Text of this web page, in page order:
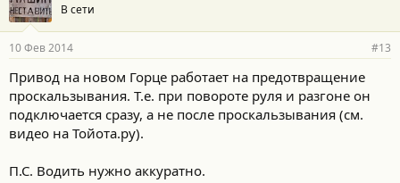
В сети
10 Фев 2014 #13
Привод на новом Горце работает на предотвращение
проскальзывания. Т.е. при повороте руля и разгоне он
подключается сразу, а не после проскальзывания (см.
видео на Тойота.ру).
П.С. Водить нужно аккуратно.